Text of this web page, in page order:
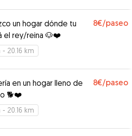
un hogar dónde tu
el rey/reina 🐶❤️
8€/paseo
- 20.16 km
en un hogar lleno de
🐕❤️
8€/paseo
- 20.16 km